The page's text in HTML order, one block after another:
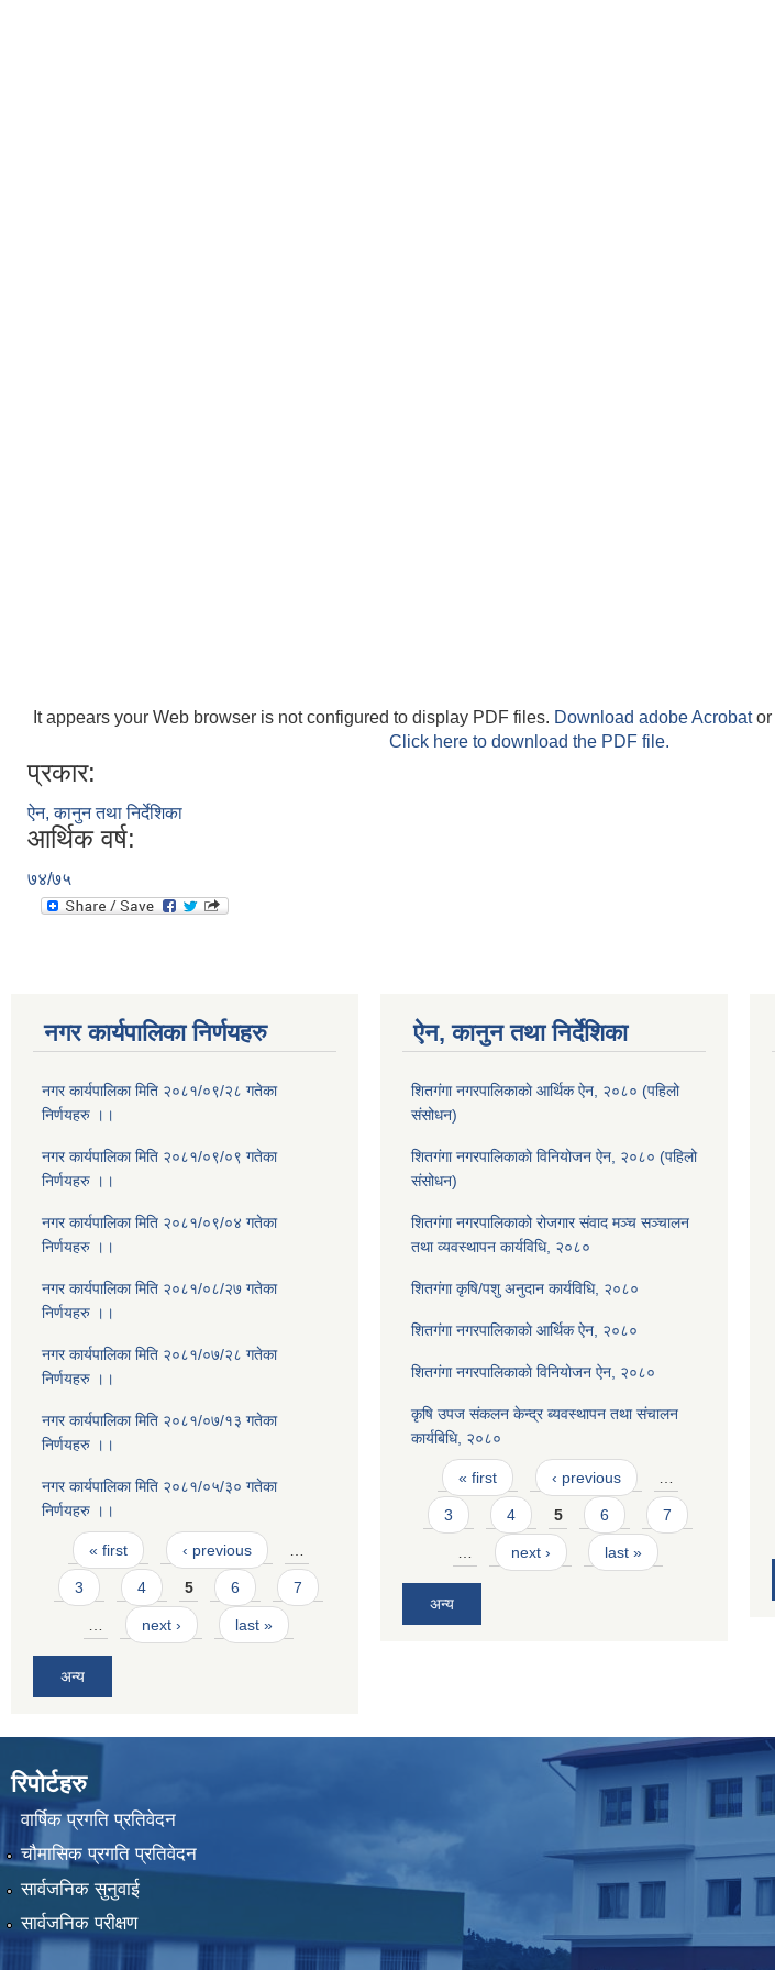
It appears your Web browser is not configured to display PDF files. Download adobe Acrobator
Click here to download the PDF file.
प्रकार:
ऐन, कानुन तथा निर्देशिका
आर्थिक वर्ष:
७४/७५
नगर कार्यपालिका निर्णयहरु
नगर कार्यपालिका मिति २०८१/०९/२८ गतेका
निर्णयहरु ।।
नगर कार्यपालिका मिति २०८१/०९/०९ गतेका
निर्णयहरु ।।
नगर कार्यपालिका मिति २०८१/०९/०४ गतेका
निर्णयहरु ।।
नगर कार्यपालिका मिति २०८१/०८/२७ गतेका
निर्णयहरु ।।
नगर कार्यपालिका मिति २०८१/०७/२८ गतेका
निर्णयहरु ।।
नगर कार्यपालिका मिति २०८१/०७/१३ गतेका
निर्णयहरु ।।
नगर कार्यपालिका मिति २०८१/०५/३० गतेका
निर्णयहरु ।।
Pages
« first ‹ previous
3 4 5 6 7
next › last »
अन्य
ऐन, कानुन तथा निर्देशिका
शितगंगा नगरपालिकाकाे आर्थिक ऐन, २०८० (पहिलो
संसोधन)
शितगंगा नगरपालिकाकाे विनियोजन ऐन, २०८० (पहिलो
संसोधन)
शितगंगा नगरपालिकाको रोजगार संवाद मञ्च सञ्चालन
तथा व्यवस्थापन कार्यविधि, २०८०
शितगंगा कृषि/पशु अनुदान कार्यविधि, २०८०
शितगंगा नगरपालिकाकाे आर्थिक ऐन, २०८०
शितगंगा नगरपालिकाकाे विनियोजन ऐन, २०८०
कृषि उपज संकलन केन्द्र ब्यवस्थापन तथा संचालन
कार्यबिधि, २०८०
Pages
« first ‹ previous
3 4 5 6 7
next › last »
अन्य
रिपोर्टहरु
वार्षिक प्रगति प्रतिवेदन
चौमासिक प्रगति प्रतिवेदन
सार्वजनिक सुनुवाई
सार्वजनिक परीक्षण